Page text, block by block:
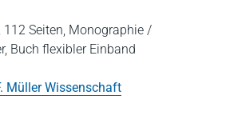
112 Seiten, Monographie /
Buch flexibler Einband
Müller Wissenschaft